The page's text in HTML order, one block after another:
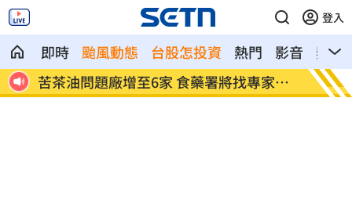
登入
即時 颱風動態 台股怎投資 熱門 影音
熱搜
苦茶油問題廠增至6家 食藥署將找專家輔
導
吳建
光